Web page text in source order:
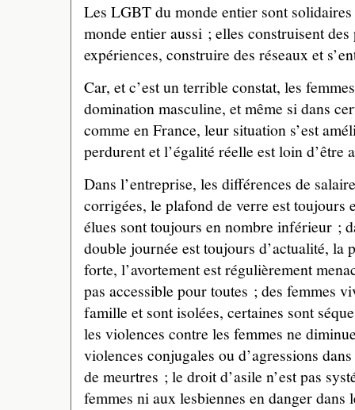
Les LGBT du monde entier sont
monde entier aussi ; elles construisent
expériences, construire des réseaux et
Car, et c’est un terrible constat, les
domination masculine, et même si dans
comme en France, leur situation s’est
perdurent et l’égalité réelle est loin d’être
Dans l’entreprise, les différences de
corrigées, le plafond de verre est toujours
élues sont toujours en nombre inférieur ;
double journée est toujours d’actualité, la
forte, l’avortement est régulièrement
pas accessible pour toutes ; des femmes
famille et sont isolées, certaines sont
les violences contre les femmes ne
violences conjugales ou d’agressions
de meurtres ; le droit d’asile n’est pas
femmes ni aux lesbiennes en danger